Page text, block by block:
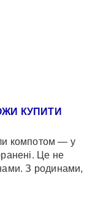
КУПИТИ
компотом — у
Це не
З родинами,